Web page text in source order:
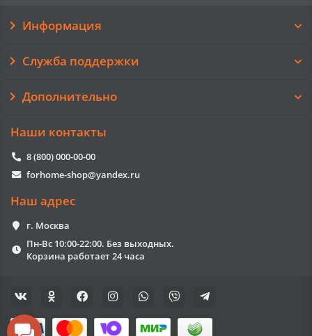
Информация
Служба поддержки
Дополнительно
Наши контакты
8 (800) 000-00-00
forhome-shop@yandex.ru
Наш адрес
г. Москва
Пн-Вс 10:00-22:00. Без выходных.
Корзина работает 24 часа